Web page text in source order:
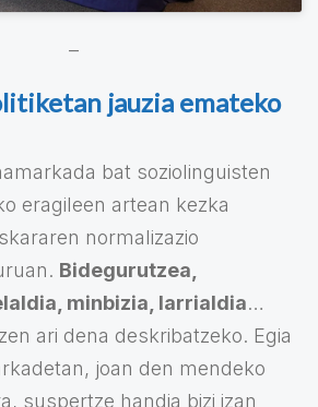
–
jauzia emateko
bat soziolinguisten
eragileen artean kezka
normalizazio
Bidegurutzea,
minbizia, larrialdia…
ari dena deskribatzeko. Egia
joan den mendeko
suspertze handia bizi izan